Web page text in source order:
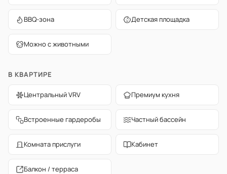
BBQ-зона Детская площадка
Можно с животными
В КВАРТИРЕ
Центральный VRV Премиум кухня
Встроенные гардеробы Частный бассейн
Комната прислуги Кабинет
Балкон / терраса